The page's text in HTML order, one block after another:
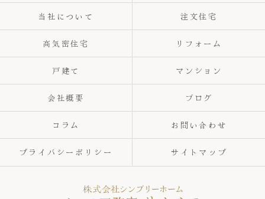
当社について 注文住宅
高気密住宅 リフォーム
戸建て マンション
会社概要 ブログ
コラム お問い合わせ
プライバシーポリシー サイトマップ